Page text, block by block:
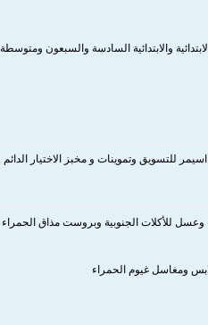
والابتدائية السادسة والسبعون
للتسويق وتموينات و مخبز الاختيار الدائم
للأكلات الجنوبية وبروست مذاق الحمراء
ومغاسل غيوم الحمراء